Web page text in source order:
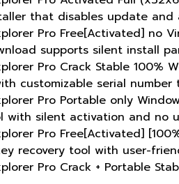
that disables update and
Pro Free[Activated] no
supports silent install
Pro Crack Stable 100%
customizable serial number
Pro Portable only
with silent activation and no
Pro Free[Activated]
recovery tool with user-
Pro Crack + Portable